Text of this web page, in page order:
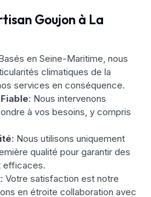
Goujon à La
en Seine-Maritime, nous
climatiques de la
services en conséquence.
: Nous intervenons
à vos besoins, y compris
: Nous utilisons uniquement
qualité pour garantir des
efficaces.
: Votre satisfaction est notre
en étroite collaboration avec